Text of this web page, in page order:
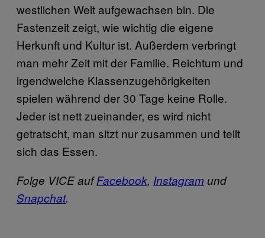
westlichen Welt aufgewachsen bin. Die
Fastenzeit zeigt, wie wichtig die eigene
Herkunft und Kultur ist. Außerdem verbringt
man mehr Zeit mit der Familie. Reichtum und
irgendwelche Klassenzugehörigkeiten
spielen während der 30 Tage keine Rolle.
Jeder ist nett zueinander, es wird nicht
getratscht, man sitzt nur zusammen und teilt
sich das Essen.
Folge VICE aufFacebook, Instagramund
Snapchat.